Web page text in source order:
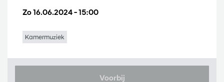
Zo 16.06.2024– 15:00
Kamermuziek
Voorbij